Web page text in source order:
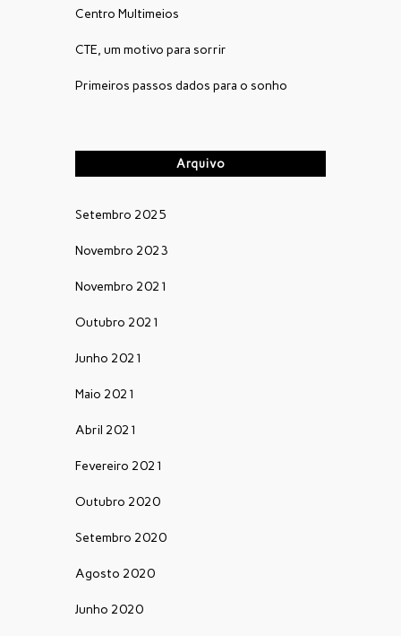
Centro Multimeios
CTE, um motivo para sorrir
Primeiros passos dados para o sonho
Arquivo
Setembro 2025
Novembro 2023
Novembro 2021
Outubro 2021
Junho 2021
Maio 2021
Abril 2021
Fevereiro 2021
Outubro 2020
Setembro 2020
Agosto 2020
Junho 2020